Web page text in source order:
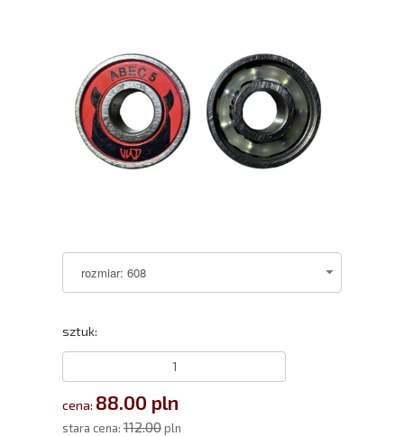
sztuk:
cena: 88.00 pln
stara cena: 112.00pln